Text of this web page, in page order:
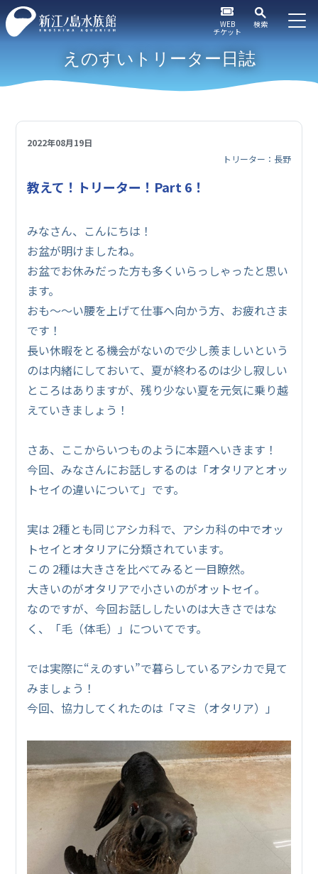
WEB
チケット
検索
えのすいトリーター日誌
2022年08月19日
トリーター：長野
教えて！トリーター！Part 6！
みなさん、こんにちは！
お盆が明けましたね。
お盆でお休みだった方も多くいらっしゃったと思い
ます。
おも～～い腰を上げて仕事へ向かう方、お疲れさま
です！
長い休暇をとる機会がないので少し羨ましいという
のは内緒にしておいて、夏が終わるのは少し寂しい
ところはありますが、残り少ない夏を元気に乗り越
えていきましょう！
さあ、ここからいつものように本題へいきます！
今回、みなさんにお話しするのは「オタリアとオッ
トセイの違いについて」です。
実は 2種とも同じアシカ科で、アシカ科の中でオッ
トセイとオタリアに分類されています。
この 2種は大きさを比べてみると一目瞭然。
大きいのがオタリアで小さいのがオットセイ。
なのですが、今回お話ししたいのは大きさではな
く、「毛（体毛）」についてです。
では実際に“えのすい”で暮らしているアシカで見て
みましょう！
今回、協力してくれたのは「マミ（オタリア）」